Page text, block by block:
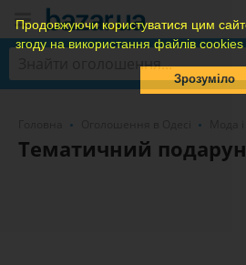
Продовжуючи користуватися цим
згоду на використання файлів cookies
Зрозуміло
Тематичний